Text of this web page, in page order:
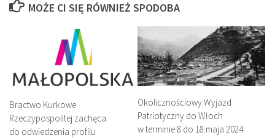
MOŻE CI SIĘ RÓWNIEŻ SPODOBA
Bractwo Kurkowe
Rzeczypospolitej zachęca
do odwiedzenia profilu
Okolicznościowy Wyjazd
Patriotyczny do Włoch
w terminie 8 do 18.maja 2024.